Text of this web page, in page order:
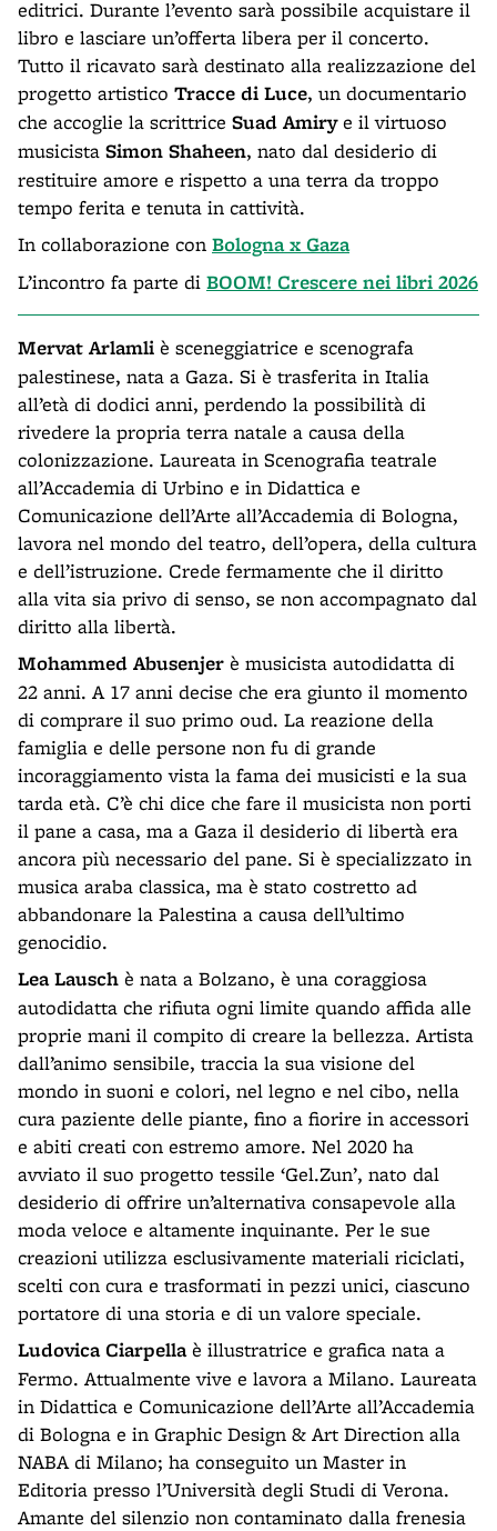
editrici. Durante l’evento sarà possibile acquistare il
libro e lasciare un’offerta libera per il concerto.
Tutto il ricavato sarà destinato alla realizzazione del
progetto artistico Tracce di Luce, un documentario
che accoglie la scrittrice Suad Amirye il virtuoso
musicista Simon Shaheen, nato dal desiderio di
restituire amore e rispetto a una terra da troppo
tempo ferita e tenuta in cattività.
In collaborazione con Bologna x Gaza
L’incontro fa parte di BOOM! Crescere nei libri 2026
Mervat Arlamli è sceneggiatrice e scenografa
palestinese, nata a Gaza. Si è trasferita in Italia
all’età di dodici anni, perdendo la possibilità di
rivedere la propria terra natale a causa della
colonizzazione. Laureata in Scenografia teatrale
all’Accademia di Urbino e in Didattica e
Comunicazione dell’Arte all’Accademia di Bologna,
lavora nel mondo del teatro, dell’opera, della cultura
e dell’istruzione. Crede fermamente che il diritto
alla vita sia privo di senso, se non accompagnato dal
diritto alla libertà.
Mohammed Abusenjer è musicista autodidatta di
22 anni. A 17 anni decise che era giunto il momento
di comprare il suo primo oud. La reazione della
famiglia e delle persone non fu di grande
incoraggiamento vista la fama dei musicisti e la sua
tarda età. C’è chi dice che fare il musicista non porti
il pane a casa, ma a Gaza il desiderio di libertà era
ancora più necessario del pane. Si è specializzato in
musica araba classica, ma è stato costretto ad
abbandonare la Palestina a causa dell’ultimo
genocidio.
Lea Lausch è nata a Bolzano, è una coraggiosa
autodidatta che rifiuta ogni limite quando affida alle
proprie mani il compito di creare la bellezza. Artista
dall’animo sensibile, traccia la sua visione del
mondo in suoni e colori, nel legno e nel cibo, nella
cura paziente delle piante, fino a fiorire in accessori
e abiti creati con estremo amore. Nel 2020 ha
avviato il suo progetto tessile ‘Gel.Zun’, nato dal
desiderio di offrire un’alternativa consapevole alla
moda veloce e altamente inquinante. Per le sue
creazioni utilizza esclusivamente materiali riciclati,
scelti con cura e trasformati in pezzi unici, ciascuno
portatore di una storia e di un valore speciale.
Ludovica Ciarpellaè illustratrice e grafica nata a
Fermo. Attualmente vive e lavora a Milano. Laureata
in Didattica e Comunicazione dell’Arte all’Accademia
di Bologna e in Graphic Design & Art Direction alla
NABA di Milano; ha conseguito un Master in
Editoria presso l’Università degli Studi di Verona.
Amante del silenzio non contaminato dalla frenesia